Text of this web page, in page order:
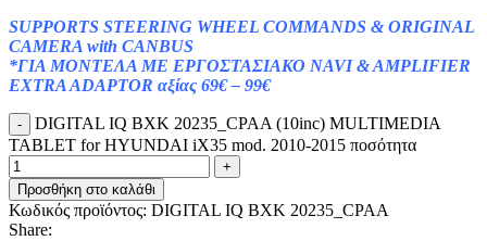
SUPPORTS STEERING WHEEL COMMANDS & ORIGINAL
CAMERA with CANBUS
*ΓΙΑ ΜΟΝΤΕΛΑ ΜΕ ΕΡΓΟΣΤΑΣΙΑΚΟ NAVI & AMPLIFIER
EXTRA ADAPTOR αξίας 69€ – 99€
DIGITAL IQ BXK 20235_CPAA (10inc) MULTIMEDIA
TABLET for HYUNDAI iX35 mod. 2010-2015 ποσότητα
Προσθήκη στο καλάθι
Κωδικός προϊόντος: DIGITAL IQ BXK 20235_CPAA
Share: